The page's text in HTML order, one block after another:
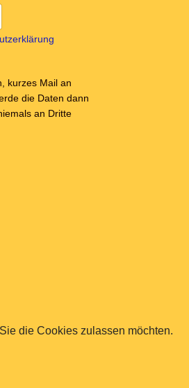
kurzes Mail an
die Daten dann
an Dritte
die Cookies zulassen möchten.